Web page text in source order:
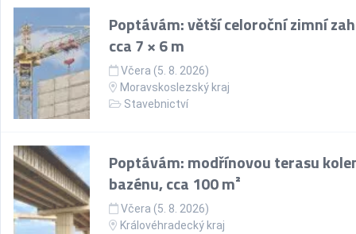
Poptávám: větší celoroční zimní
cca 7 × 6 m
Včera (5. 8. 2026)
Moravskoslezský kraj
Stavebnictví
Poptávám: modřínovou terasu
bazénu, cca 100 m²
Včera (5. 8. 2026)
Královéhradecký kraj